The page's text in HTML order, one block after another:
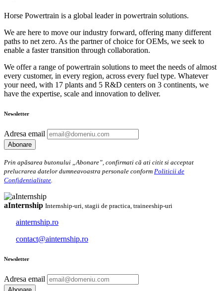
Horse Powertrain is a global leader in powertrain solutions.
We are here to move our industry forward, offering many different
paths to net zero. As the partner of choice for OEMs, we seek to
enable a faster transition through collaboration.
We offer a range of powertrain solutions to meet the needs of almost
every customer, in every region, across every fuel type. Whatever
your need, with 17 plants and 5 R&D centers on 3 continents, we
have the expertise, scale and innovation to deliver.
Newsletter
Adresa email
Prin apăsarea butonului „Abonare”, confirmati că ati citit si acceptat
prelucrarea datelor dumneavoastra personale conform Politicii de
Confidentialitate.
aInternship Internship-uri, stagii de practica, traineeship-uri
ainternship.ro
contact@ainternship.ro
Newsletter
Adresa email